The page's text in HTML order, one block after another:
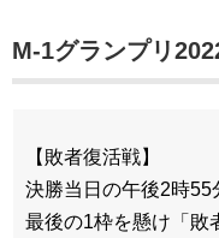
M-1グランプリ
【敗者復活戦】
決勝当日の午後2時
最後の1枠を懸け「敗